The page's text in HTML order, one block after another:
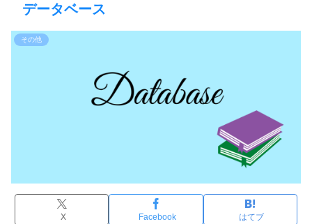
データベース
その他
X Facebook はてブ